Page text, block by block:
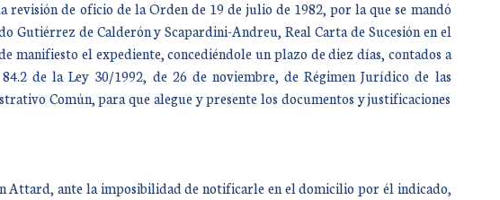
de oficio de la Orden de 19 de julio de 1982, por la que se mandó
Gutiérrez de Calderón y Scapardini-Andreu, Real Carta de Sucesión en el
manifiesto el expediente, concediéndole un plazo de diez días, contados a
de la Ley 30/1992, de 26 de noviembre, de Régimen Jurídico de las
Común, para que alegue y presente los documentos y justificaciones
Attard, ante la imposibilidad de notificarle en el domicilio por él indicado,